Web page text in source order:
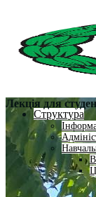
Структура
Лекція для